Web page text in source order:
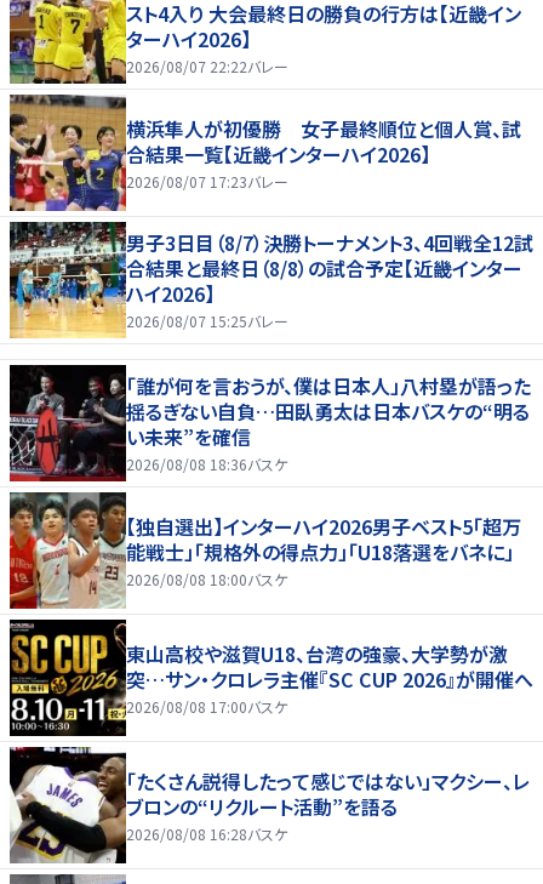
スト4入り 大会最終日の勝負の行方は【近畿イン
ターハイ2026】
2026/08/07 22:22バレー
横浜隼人が初優勝 女子最終順位と個人賞、試
合結果一覧【近畿インターハイ2026】
2026/08/07 17:23バレー
男子3日目（8/7）決勝トーナメント3、4回戦全12試
合結果と最終日（8/8）の試合予定【近畿インター
ハイ2026】
2026/08/07 15:25バレー
「誰が何を言おうが、僕は日本人」八村塁が語った
揺るぎない自負…田臥勇太は日本バスケの“明る
い未来”を確信
2026/08/08 18:36バスケ
【独自選出】インターハイ2026男子ベスト5「超万
能戦士」「規格外の得点力」「U18落選をバネに」
2026/08/08 18:00バスケ
東山高校や滋賀U18、台湾の強豪、大学勢が激
突…サン・クロレラ主催『SC CUP 2026』が開催へ
2026/08/08 17:00バスケ
「たくさん説得したって感じではない」マクシー、レ
ブロンの“リクルート活動”を語る
2026/08/08 16:28バスケ